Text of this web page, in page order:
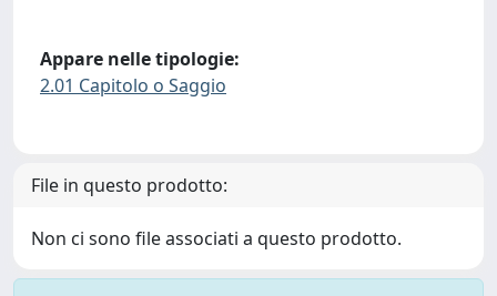
Appare nelle tipologie:
2.01 Capitolo o Saggio
File in questo prodotto:
Non ci sono file associati a questo prodotto.